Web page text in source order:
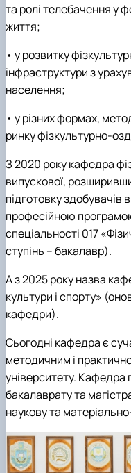
та ролі телебачення у
життя;
• у розвитку
інфраструктури з
населення;
• у різних формах,
ринку фізкультурно-
З 2020 року кафедра
випускової,
підготовку здобувачів
професійною
спеціальності 017
ступінь – бакалавр).
А з 2025 року назва
культури і спорту»
кафедри).
Сьогодні кафедра є
методичним і
університету. Кафедра
бакалаврату та
наукову та